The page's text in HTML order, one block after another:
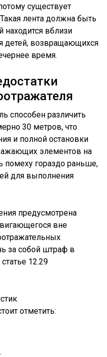
существует
лента должна быть
вблизи
детей, возвращающихся
время.
способен различить
30 метров, что
и полной остановки
элементов на
помеху гораздо раньше,
для выполнения
предусмотрена
вне
за собой штраф в
12.29
отметить: